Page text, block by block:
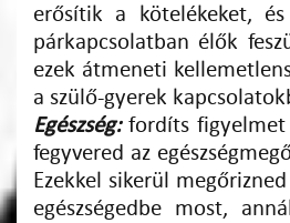
erősítik a kötelékeket,
párkapcsolatban élők
ezek átmeneti
a szülő-gyerek
Egészség:fordíts figyelmet
fegyvered az
Ezekkel sikerül
egészségedbe most,